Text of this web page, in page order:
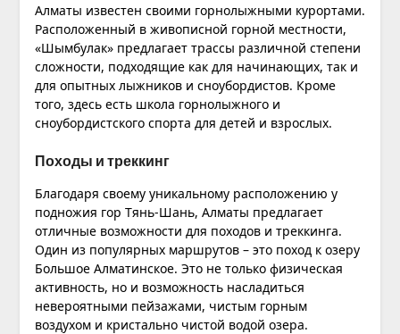
Алматы известен своими горнолыжными курортами.
Расположенный в живописной горной местности,
«Шымбулак» предлагает трассы различной степени
сложности, подходящие как для начинающих, так и
для опытных лыжников и сноубордистов. Кроме
того, здесь есть школа горнолыжного и
сноубордистского спорта для детей и взрослых.
Походы и треккинг
Благодаря своему уникальному расположению у
подножия гор Тянь-Шань, Алматы предлагает
отличные возможности для походов и треккинга.
Один из популярных маршрутов – это поход к озеру
Большое Алматинское. Это не только физическая
активность, но и возможность насладиться
невероятными пейзажами, чистым горным
воздухом и кристально чистой водой озера.